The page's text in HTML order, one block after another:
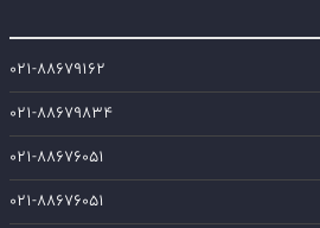
۰۲۱-۸۸۶۷۹۱۶۲
۰۲۱-۸۸۶۷۹۸۳۴
۰۲۱-۸۸۶۷۶۰۵۱
۰۲۱-۸۸۶۷۶۰۵۱